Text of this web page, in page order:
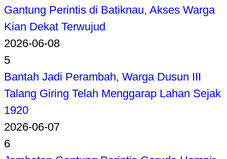
Gantung Perintis di Batiknau, Akses Warga
Kian Dekat Terwujud
2026-06-08
5
Bantah Jadi Perambah, Warga Dusun III
Talang Giring Telah Menggarap Lahan Sejak
1920
2026-06-07
6